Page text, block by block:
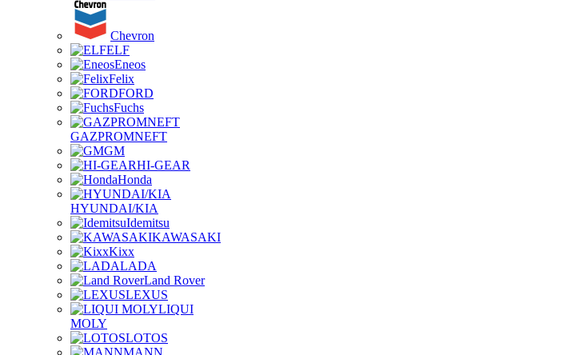
Chevron
ELF
Eneos
Felix
FORD
Fuchs
GAZPROMNEFT
GM
HI-GEAR
Honda
HYUNDAI/KIA
Idemitsu
KAWASAKI
Kixx
LADA
Land Rover
LEXUS
LIQUI
MOLY
LOTOS
MANN